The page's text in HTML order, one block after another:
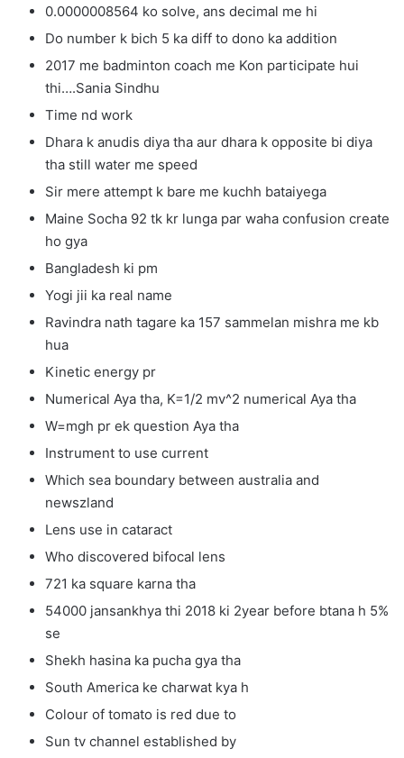
0.0000008564 ko solve, ans decimal me hi
Do number k bich 5 ka diff to dono ka addition
2017 me badminton coach me Kon participate hui
thi….Sania Sindhu
Time nd work
Dhara k anudis diya tha aur dhara k opposite bi diya
tha still water me speed
Sir mere attempt k bare me kuchh bataiyega
Maine Socha 92 tk kr lunga par waha confusion create
ho gya
Bangladesh ki pm
Yogi jii ka real name
Ravindra nath tagare ka 157 sammelan mishra me kb
hua
Kinetic energy pr
Numerical Aya tha, K=1/2 mv^2 numerical Aya tha
W=mgh pr ek question Aya tha
Instrument to use current
Which sea boundary between australia and
newszland
Lens use in cataract
Who discovered bifocal lens
721 ka square karna tha
54000 jansankhya thi 2018 ki 2year before btana h 5%
se
Shekh hasina ka pucha gya tha
South America ke charwat kya h
Colour of tomato is red due to
Sun tv channel established by